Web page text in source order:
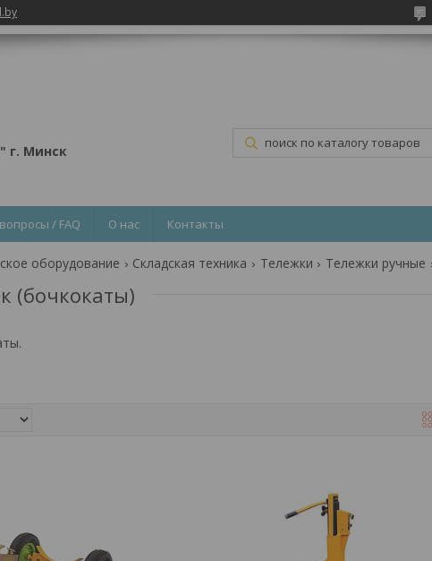
г. Минск
/ FAQ О нас Контакты
оборудование Складская техника Тележки Тележки ручные
(бочкокаты)